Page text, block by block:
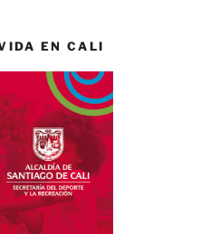
EN CALI